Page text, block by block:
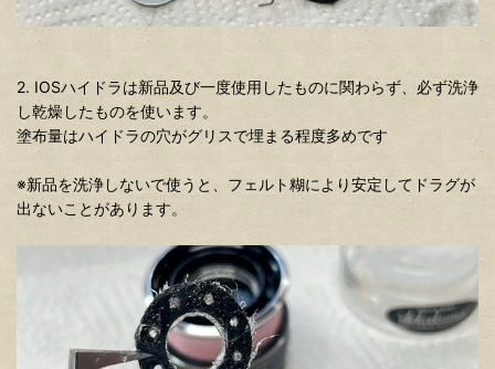
2. IOSハイドラは新品及び一度使用したものに関わらず、必ず洗浄
し乾燥したものを使います。
塗布量はハイドラの穴がグリスで埋まる程度多めです
※新品を洗浄しないで使うと、フェルト糊により安定してドラグが
出ないことがあります。